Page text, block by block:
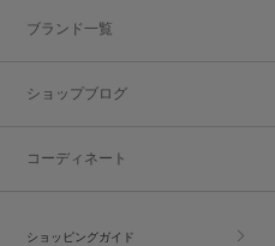
ブランド一覧
ショップブログ
コーディネート
ショッピングガイド